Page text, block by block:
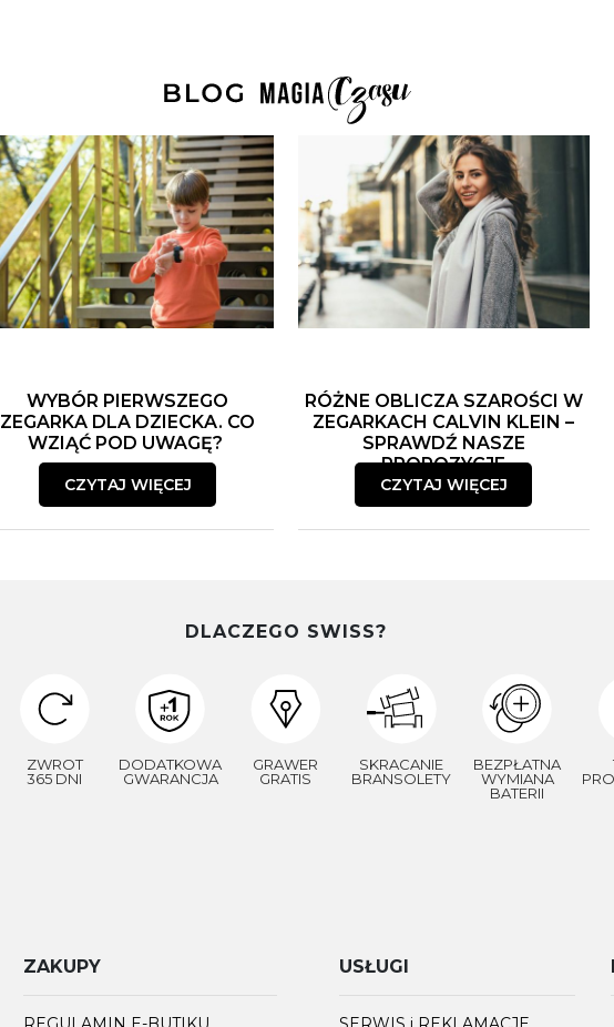
WYBÓR PIERWSZEGO
ZEGARKA DLA DZIECKA. CO
WZIĄĆ POD UWAGĘ?
CZYTAJ WIĘCEJ
RÓŻNE OBLICZA SZAROŚCI W
ZEGARKACH CALVIN KLEIN –
SPRAWDŹ NASZE
PROPOZYCJE
CZYTAJ WIĘCEJ
DLACZEGO SWISS?
ZWROT
365 DNI
DODATKOWA
GWARANCJA
GRAWER
GRATIS
SKRACANIE
BRANSOLETY
BEZPŁATNA
WYMIANA
BATERII
ZAKUPY USŁUGI